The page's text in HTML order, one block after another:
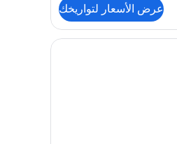
عرض الأسعار لتواريخك